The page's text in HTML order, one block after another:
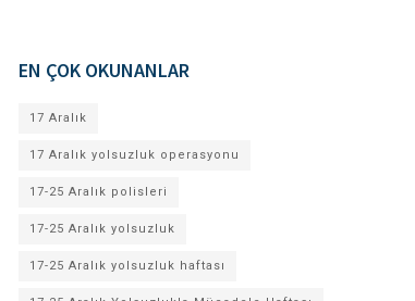
EN ÇOK OKUNANLAR
17 Aralık
17 Aralık yolsuzluk operasyonu
17-25 Aralık polisleri
17-25 Aralık yolsuzluk
17-25 Aralık yolsuzluk haftası